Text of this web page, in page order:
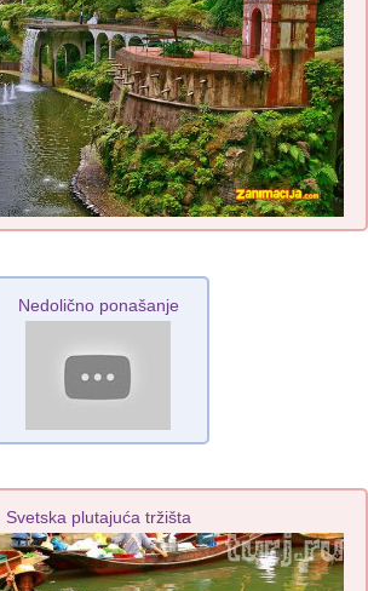
Nedolično ponašanje
Svetska plutajuća tržišta